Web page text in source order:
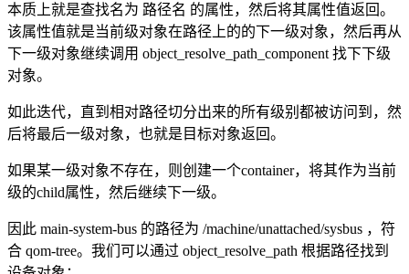
本质上就是查找名为 路径名 的属性，然后将其属性值返回。
该属性值就是当前级对象在路径上的的下一级对象，然后再从
下一级对象继续调用 object_resolve_path_component 找下下级
对象。
如此迭代，直到相对路径切分出来的所有级别都被访问到，然
后将最后一级对象，也就是目标对象返回。
如果某一级对象不存在，则创建一个container，将其作为当前
级的child属性，然后继续下一级。
因此 main-system-bus 的路径为 /machine/unattached/sysbus ，符
合 qom-tree。我们可以通过 object_resolve_path 根据路径找到